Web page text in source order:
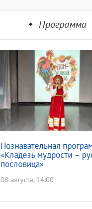
Программа
Познавательная
«Кладезь мудрости –
пословица»
08 августа, 14:00